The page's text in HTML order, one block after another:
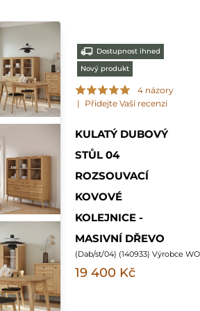
Dostupnost ihned
Nový produkt
4 názory
| Přidejte Vaší recenzi
KULATÝ DUBOVÝ
STŮL 04
ROZSOUVACÍ
KOVOVÉ
KOLEJNICE -
MASIVNÍ DŘEVO
(Dab/st/04) (140933) Výrobce
19 400 Kč